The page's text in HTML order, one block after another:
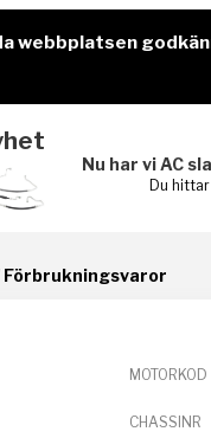
webbplatsen
Nu har vi AC
Du
Förbrukningsvaror
MOTORKOD
CHASSINR